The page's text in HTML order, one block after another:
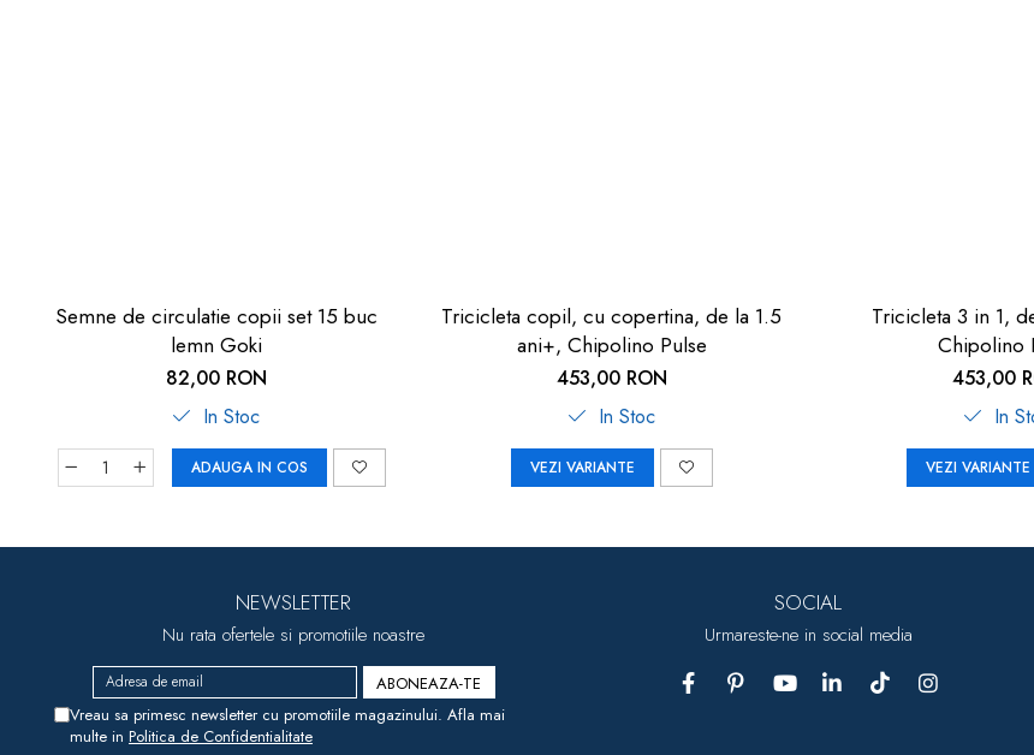
Semne de circulatie copii set 15 buc
lemn Goki
82,00 RON
In Stoc
ADAUGA IN COS
Tricicleta copil, cu copertina, de la 1.5
ani+, Chipolino Pulse
453,00 RON
In Stoc
VEZI VARIANTE
Tricicleta 3 in 1,
Chipolino
453,00
In
VEZI VARIANTE
NEWSLETTER
Nu rata ofertele si promotiile noastre
Vreau sa primesc newsletter cu promotiile magazinului. Afla mai
multe in Politica de Confidentialitate
SOCIAL
Urmareste-ne in social media